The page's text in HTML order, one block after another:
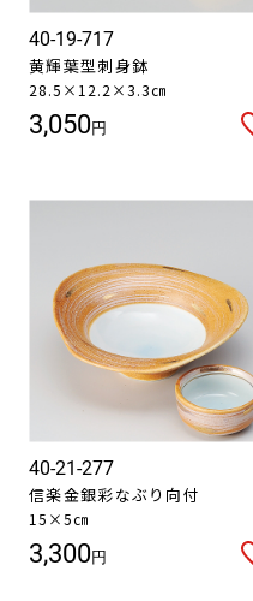
40-19-717
黄輝葉型刺身鉢
28.5×12.2×3.3㎝
3,050円
40-21-277
信楽金銀彩なぶり向付
15×5㎝
3,300円